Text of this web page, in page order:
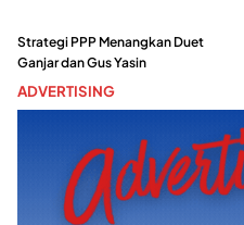
Strategi PPP Menangkan Duet
Ganjar dan Gus Yasin
ADVERTISING